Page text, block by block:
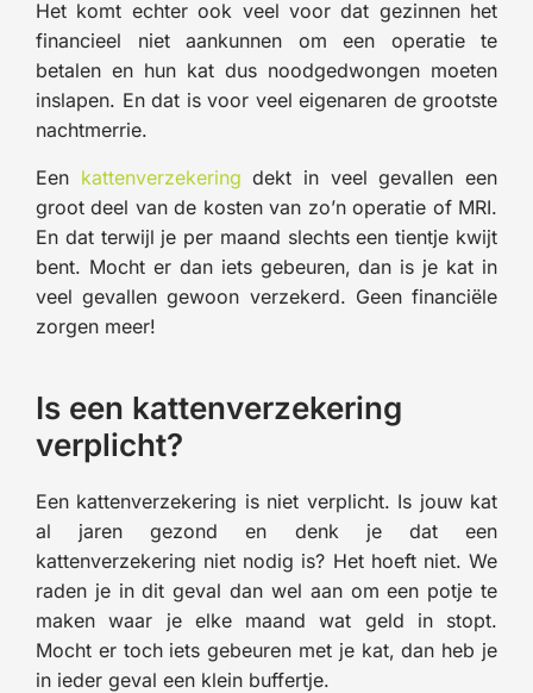
Het komt echter ook veel voor dat gezinnen het
financieel niet aankunnen om een operatie te
betalen en hun kat dus noodgedwongen moeten
inslapen. En dat is voor veel eigenaren de grootste
nachtmerrie.
Een kattenverzekering dekt in veel gevallen een
groot deel van de kosten van zo’n operatie of MRI.
En dat terwijl je per maand slechts een tientje kwijt
bent. Mocht er dan iets gebeuren, dan is je kat in
veel gevallen gewoon verzekerd. Geen financiële
zorgen meer!
Is een kattenverzekering
verplicht?
Een kattenverzekering is niet verplicht. Is jouw kat
al jaren gezond en denk je dat een
kattenverzekering niet nodig is? Het hoeft niet. We
raden je in dit geval dan wel aan om een potje te
maken waar je elke maand wat geld in stopt.
Mocht er toch iets gebeuren met je kat, dan heb je
in ieder geval een klein buffertje.